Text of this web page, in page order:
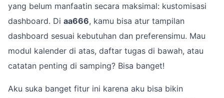
yang belum manfaatin secara maksimal: kustomisasi
dashboard. Di aa666, kamu bisa atur tampilan
dashboard sesuai kebutuhan dan preferensimu. Mau
modul kalender di atas, daftar tugas di bawah, atau
catatan penting di samping? Bisa banget!
Aku suka banget fitur ini karena aku bisa bikin